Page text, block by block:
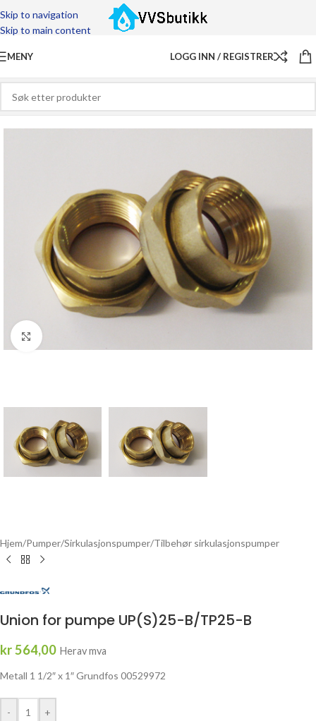
Skip to navigation
Skip to main content
MENY LOGG INN / REGISTRER
Click to enlarge
Hjem/Pumper/Sirkulasjonspumper/Tilbehør sirkulasjonspumper
Union for pumpe UP(S)25-B/TP25-B
kr564,00 Herav mva
Metall 1 1/2″ x 1″ Grundfos 00529972
- +